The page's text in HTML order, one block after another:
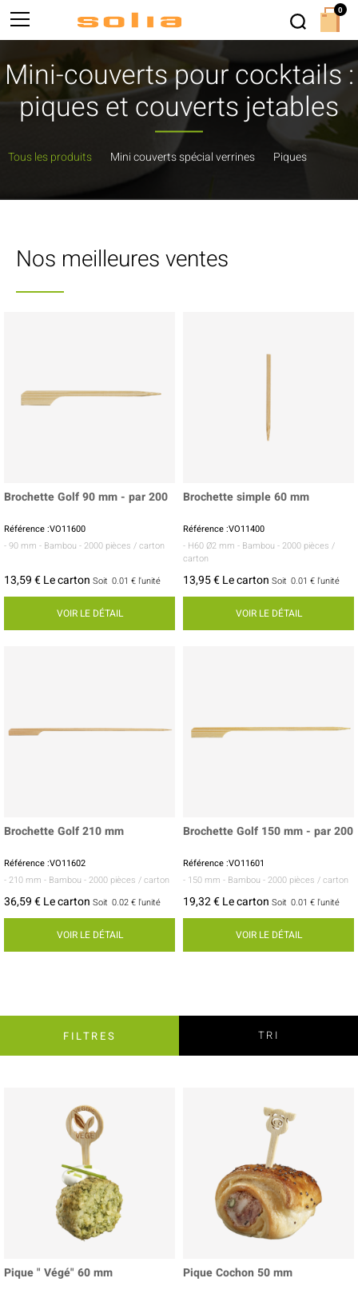
Mini-couverts pour cocktails :
piques et couverts jetables
Tous les produits Mini couverts spécial verrines Piques
Nos meilleures ventes
Brochette Golf 90 mm - par 200
Référence :VO11600
- 90 mm - Bambou - 2000 pièces / carton
13,59 € Le carton Soit 0.01 € l'unité
VOIR LE DÉTAIL
Brochette simple 60 mm
Référence :VO11400
- H60 Ø2 mm - Bambou - 2000 pièces /
carton
13,95 € Le carton Soit 0.01 € l'unité
VOIR LE DÉTAIL
Brochette Golf 210 mm
Référence :VO11602
- 210 mm - Bambou - 2000 pièces / carton
36,59 € Le carton Soit 0.02 € l'unité
VOIR LE DÉTAIL
Brochette Golf 150 mm - par 200
Référence :VO11601
- 150 mm - Bambou - 2000 pièces / carton
19,32 € Le carton Soit 0.01 € l'unité
VOIR LE DÉTAIL
FILTRES TRI
Pique " Végé" 60 mm Pique Cochon 50 mm
0